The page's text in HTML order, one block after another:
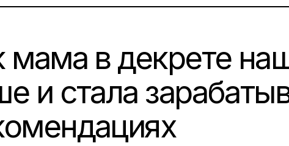
мама в декрете
и стала